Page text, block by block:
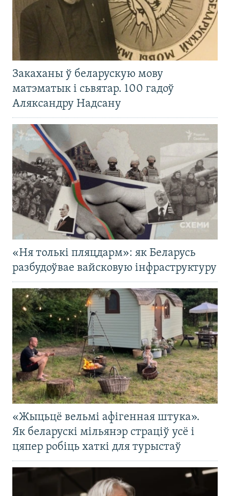
Закаханы ў беларускую мову
матэматык і сьвятар. 100 гадоў
Аляксандру Надсану
«Ня толькі пляцдарм»: як Беларусь
разбудоўвае вайсковую інфраструктуру
«Жыцьцё вельмі афігенная штука».
Як беларускі мільянэр страціў усё і
цяпер робіць хаткі для турыстаў